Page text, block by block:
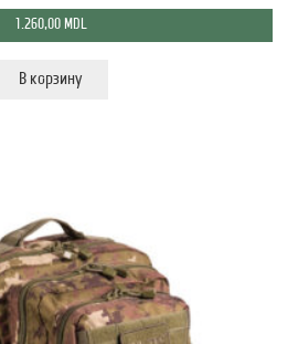
1.260,00 MDL
В корзину